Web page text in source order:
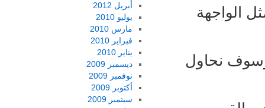
الواجهة
نحاول
أبريل 2012
يوليو 2010
مارس 2010
فبراير 2010
يناير 2010
ديسمبر 2009
نوفمبر 2009
أكتوبر 2009
سبتمبر 2009